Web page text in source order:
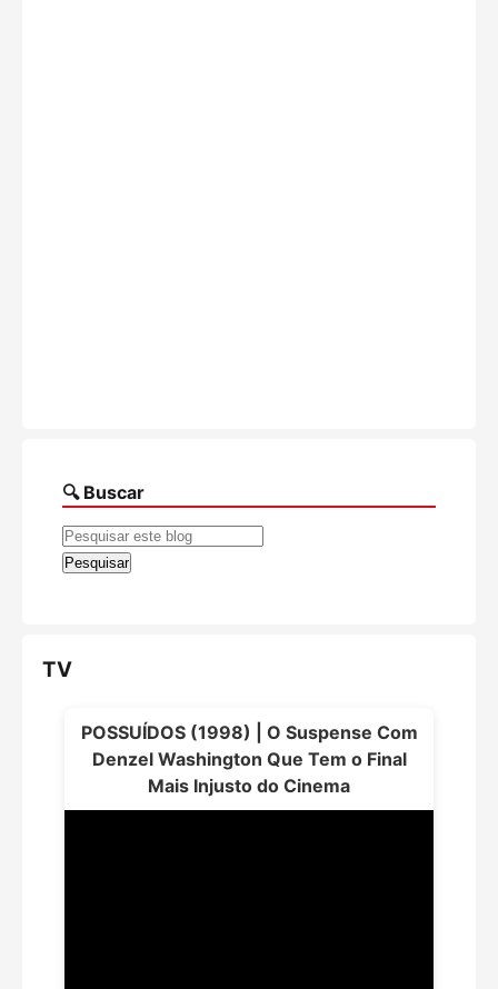
🔍 Buscar
TV
POSSUÍDOS (1998) | O Suspense Com
Denzel Washington Que Tem o Final
Mais Injusto do Cinema